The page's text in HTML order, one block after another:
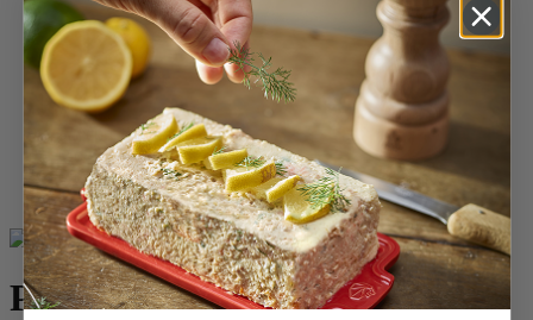
Accueil
Saveurs d'épices
Moulins à poivre
Moulins à poivre en bois
Paris
Paris